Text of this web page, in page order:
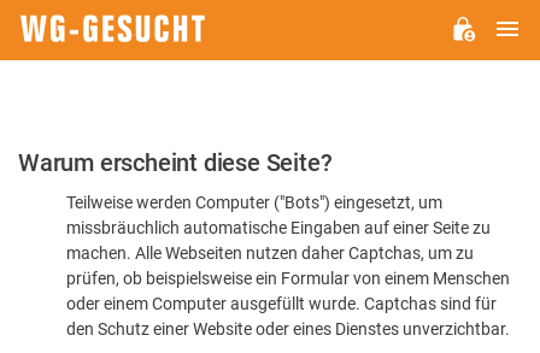
Bitte
dass
Warum erscheint diese Seite?
Teilweise werden Computer ("Bots") eingesetzt, um
missbräuchlich automatische Eingaben auf einer Seite zu
machen. Alle Webseiten nutzen daher Captchas, um zu
prüfen, ob beispielsweise ein Formular von einem Menschen
oder einem Computer ausgefüllt wurde. Captchas sind für
den Schutz einer Website oder eines Dienstes unverzichtbar.